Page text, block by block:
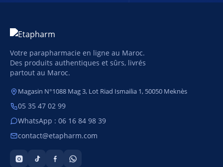
Votre parapharmacie en ligne au Maroc.
Des produits authentiques et sûrs, livrés
partout au Maroc.
Magasin N°1088 Mag 3, Lot Riad Ismailia 1, 50050 Meknès
05 35 47 02 99
WhatsApp : 06 16 84 98 39
contact@etapharm.com